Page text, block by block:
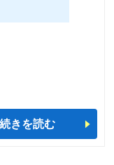
続きを読む